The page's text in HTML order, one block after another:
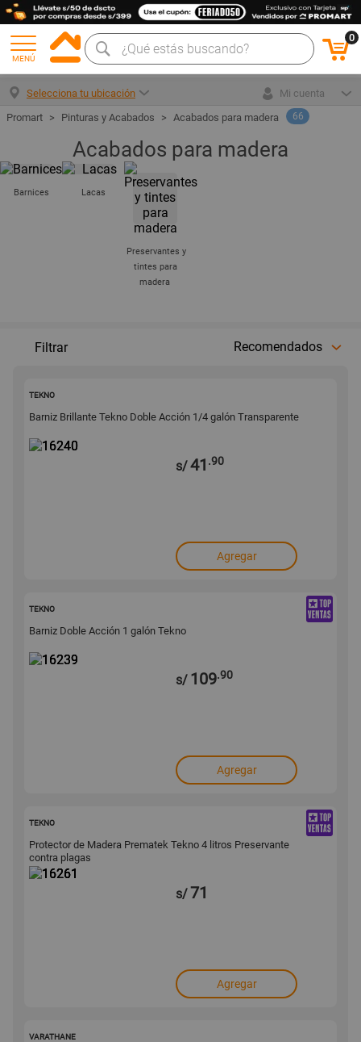
MENÚ
0
Selecciona tu ubicación
Mi cuenta
Pinturas y Acabados
Acabados para madera 66
Acabados para madera
Barnices Lacas
Preservantes y
tintes para
madera
Filtrar Recomendados
TEKNO
Barniz Brillante Tekno Doble Acción 1/4 galón Transparente
s/41 .90
Agregar
TEKNO
Barniz Doble Acción 1 galón Tekno
s/ 109.90
Agregar
TEKNO
Protector de Madera Prematek Tekno 4 litros Preservante
contra plagas
s/71
Agregar
VARATHANE